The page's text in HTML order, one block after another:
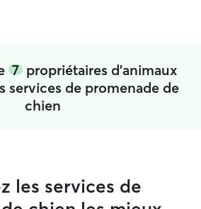
7propriétaires d'animaux
services de promenade de
chien
les services de